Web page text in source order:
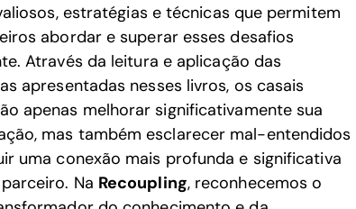
estratégias e técnicas que permitem
abordar e superar esses desafios
Através da leitura e aplicação das
apresentadas nesses livros, os casais
apenas melhorar significativamente sua
mas também esclarecer mal-entendidos
uma conexão mais profunda e significativa
Na Recoupling, reconhecemos o